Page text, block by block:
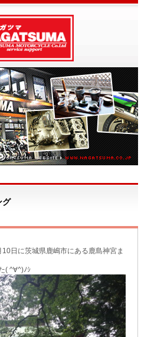
グ
日に茨城県鹿嶋市にある鹿島神宮ま
( ^∀^)ﾉｼ